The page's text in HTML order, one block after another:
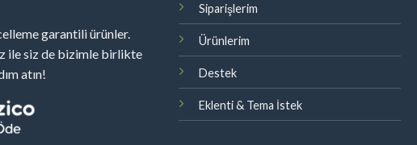
garantili ürünler.
ile siz de bizimle birlikte
atın!
Siparişlerim
Ürünlerim
Destek
Eklenti & Tema İstek